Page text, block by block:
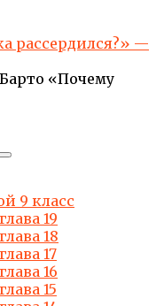
рассердился?» —
«Почему
9 класс
19
18
17
16
15